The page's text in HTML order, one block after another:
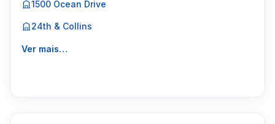
1500 Ocean Drive
24th & Collins
Ver mais…